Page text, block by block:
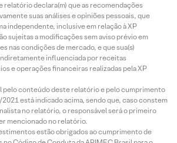
relatório declara(m) que as recomendações
suas análises e opiniões pessoais, que
independente, inclusive em relação à XP
sujeitas a modificações sem aviso prévio em
nas condições de mercado, e que sua(s)
influenciada por receitas
e operações financeiras realizadas pela XP
pelo conteúdo deste relatório e pelo cumprimento
2021 está indicado acima, sendo que, caso constem
no relatório, o responsável será o primeiro
mencionado no relatório.
estão obrigados ao cumprimento de